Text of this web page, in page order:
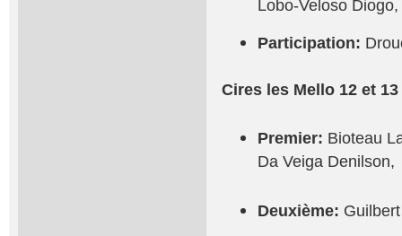
Lobo-Veloso
Participation:
Cires les Mello 12 et
Premier: Bioteau
Da Veiga Denilson,
Deuxième: